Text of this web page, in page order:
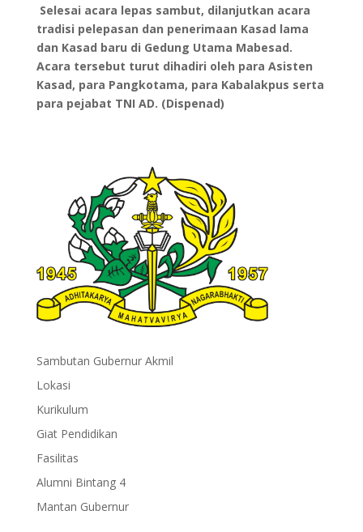
Selesai acara lepas sambut, dilanjutkan acara
tradisi pelepasan dan penerimaan Kasad lama
dan Kasad baru di Gedung Utama Mabesad.
Acara tersebut turut dihadiri oleh para Asisten
Kasad, para Pangkotama, para Kabalakpus serta
para pejabat TNI AD. (Dispenad)
Sambutan Gubernur Akmil
Lokasi
Kurikulum
Giat Pendidikan
Fasilitas
Alumni Bintang 4
Mantan Gubernur